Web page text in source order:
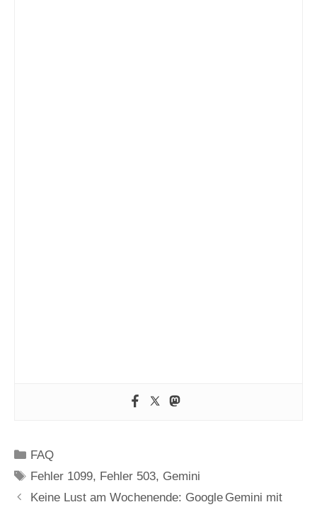
Kategorien
FAQ
Schlagwörter
Fehler 1099, Fehler 503, Gemini
Keine Lust am Wochenende: Google Gemini mit